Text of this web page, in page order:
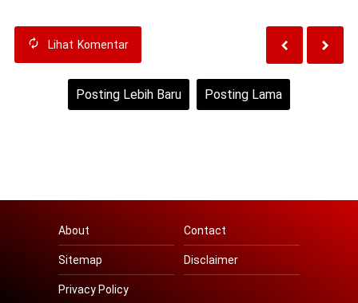
Lihat Komentar
Posting Lebih Baru Posting Lama
About Contact
Sitemap Disclaimer
Privacy Policy